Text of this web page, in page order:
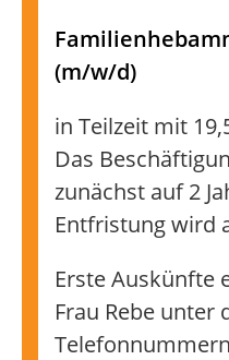
(m/w/d)
in Teilzeit mit
Das
zunächst auf 2
Entfristung wird
Erste Auskünfte
Frau Rebe unter